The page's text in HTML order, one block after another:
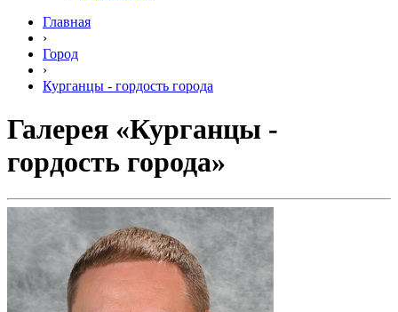
Главная
›
Город
›
Курганцы - гордость города
Галерея «Курганцы -
гордость города»